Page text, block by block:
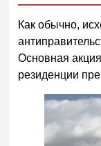
Как обычно,
Основная
резиденции